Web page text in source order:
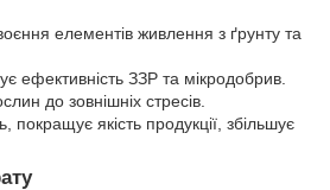
елементів живлення з ґрунту та
ефективність ЗЗР та мікродобрив.
до зовнішніх стресів.
покращує якість продукції, збільшує